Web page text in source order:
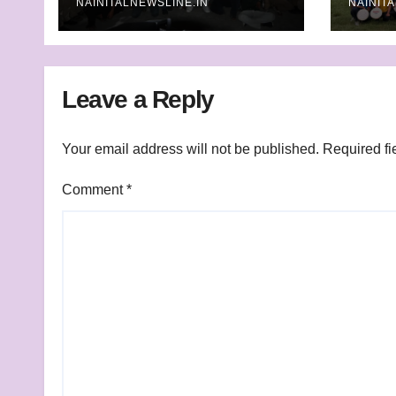
NAINITALNEWSLINE.IN
Leave a Reply
Your email address will not be published. Required
Comment*